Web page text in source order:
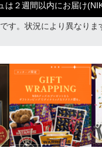
は２週間以内にお届け
す。状況により異なりま